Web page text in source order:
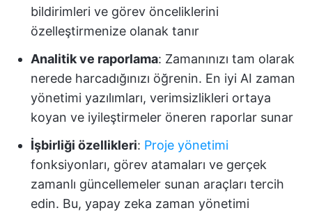
bildirimleri ve görev önceliklerini
özelleştirmenize olanak tanır
Analitik ve raporlama: Zamanınızı tam olarak
nerede harcadığınızı öğrenin. En iyi AI zaman
yönetimi yazılımları, verimsizlikleri ortaya
koyan ve iyileştirmeler öneren raporlar sunar
İşbirliği özellikleri: Proje yönetimi
fonksiyonları, görev atamaları ve gerçek
zamanlı güncellemeler sunan araçları tercih
edin. Bu, yapay zeka zaman yönetimi